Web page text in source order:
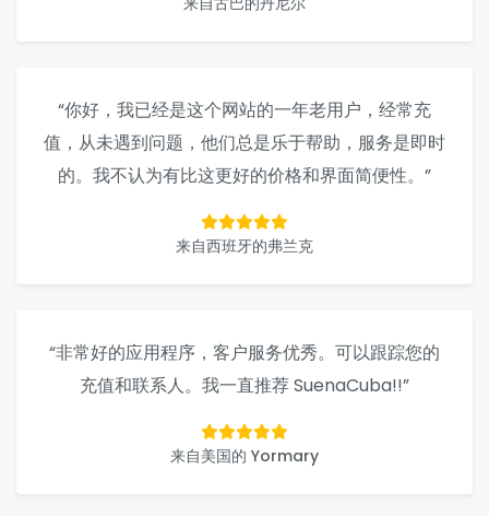
“你好，我已经是这个网站的一年老用户，经常充
值，从未遇到问题，他们总是乐于帮助，服务是即时
的。我不认为有比这更好的价格和界面简便性。”
来自西班牙的弗兰克
“非常好的应用程序，客户服务优秀。可以跟踪您的
充值和联系人。我一直推荐 SuenaCuba!!”
来自美国的 Yormary